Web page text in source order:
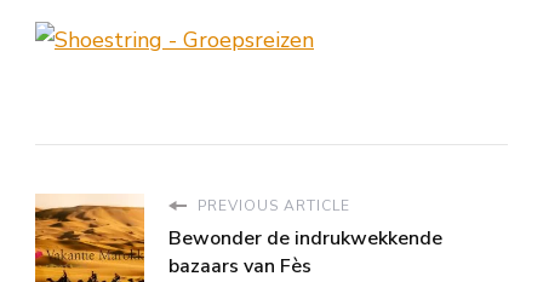
PREVIOUS ARTICLE
Bewonder de indrukwekkende
bazaars van Fès